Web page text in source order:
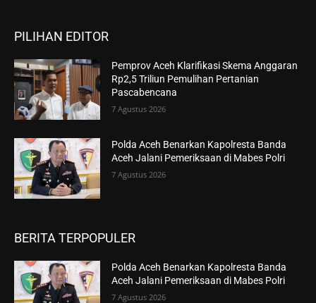
PILIHAN EDITOR
Pemprov Aceh Klarifikasi Skema Anggaran
Rp2,5 Triliun Pemulihan Pertanian
Pascabencana
7 Agustus 2026
Polda Aceh Benarkan Kapolresta Banda
Aceh Jalani Pemeriksaan di Mabes Polri
7 Agustus 2026
BERITA TERPOPULER
Polda Aceh Benarkan Kapolresta Banda
Aceh Jalani Pemeriksaan di Mabes Polri
7 Agustus 2026